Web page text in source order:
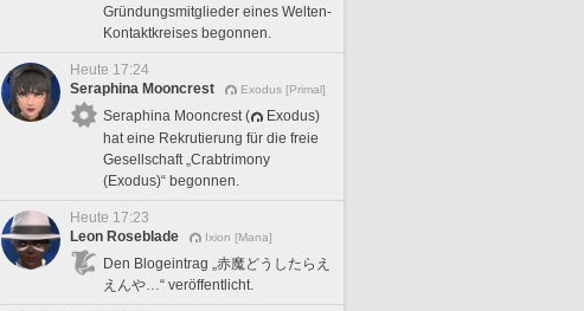
Gründungsmitglieder eines Welten-
Kontaktkreises begonnen.
Heute 17:24
Seraphina Mooncrest
Exodus [Primal]
Seraphina Mooncrest (
Exodus)
hat eine Rekrutierung für die freie
Gesellschaft „Crabtrimony
(Exodus)“ begonnen.
Heute 17:23
Leon Roseblade
Ixion [Mana]
Den Blogeintrag „赤魔どうしたらえ
えんや…“ veröffentlicht.